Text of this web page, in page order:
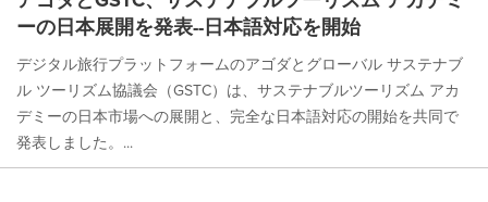
ーの日本展開を発表--日本語対応を開始
デジタル旅行プラットフォームのアゴダとグローバル サステナブ
ル ツーリズム協議会（GSTC）は、サステナブルツーリズム アカ
デミーの日本市場への展開と、完全な日本語対応の開始を共同で
発表しました。...